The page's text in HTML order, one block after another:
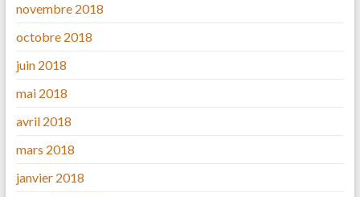
novembre 2018
octobre 2018
juin 2018
mai 2018
avril 2018
mars 2018
janvier 2018